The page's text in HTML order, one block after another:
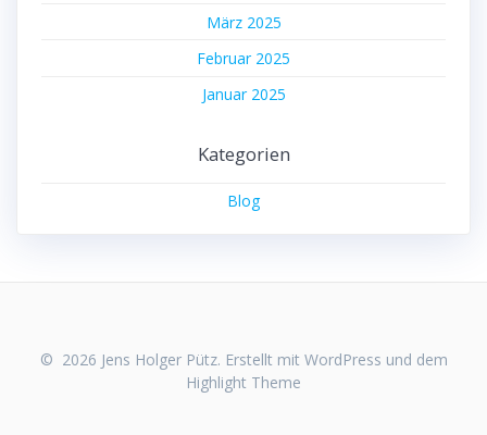
März 2025
Februar 2025
Januar 2025
Kategorien
Blog
© 2026 Jens Holger Pütz. Erstellt mit WordPress und dem
Highlight Theme